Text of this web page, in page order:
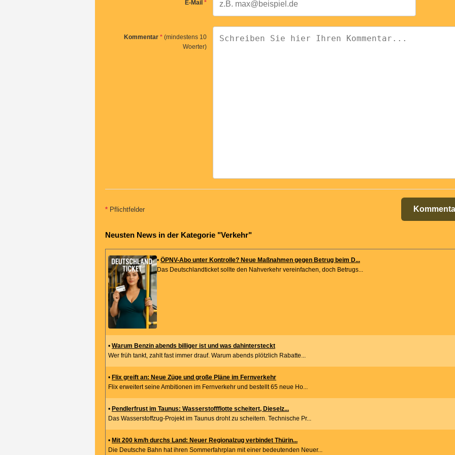
E-Mail *
Kommentar * (mindestens 10
Woerter)
* Pflichtfelder
Neusten News in der Kategorie "Verkehr"
• ÖPNV-Abo unter Kontrolle? Neue Maßnahmen gegen Betrug beim D...
Das Deutschlandticket sollte den Nahverkehr vereinfachen, doch Betrugs...
• Warum Benzin abends billiger ist und was dahintersteckt
Wer früh tankt, zahlt fast immer drauf. Warum abends plötzlich Rabatte...
• Flix greift an: Neue Züge und große Pläne im Fernverkehr
Flix erweitert seine Ambitionen im Fernverkehr und bestellt 65 neue Ho...
• Pendlerfrust im Taunus: Wasserstoffflotte scheitert, Dieselz...
Das Wasserstoffzug-Projekt im Taunus droht zu scheitern. Technische Pr...
• Mit 200 km/h durchs Land: Neuer Regionalzug verbindet Thürin...
Die Deutsche Bahn hat ihren Sommerfahrplan mit einer bedeutenden Neuer...